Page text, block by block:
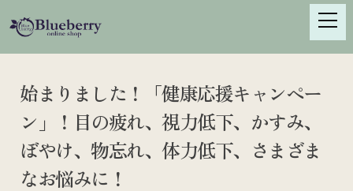
始まりました！「健康応援キャンペー
ン」！目の疲れ、視力低下、かすみ、
ぼやけ、物忘れ、体力低下、さまざま
なお悩みに！